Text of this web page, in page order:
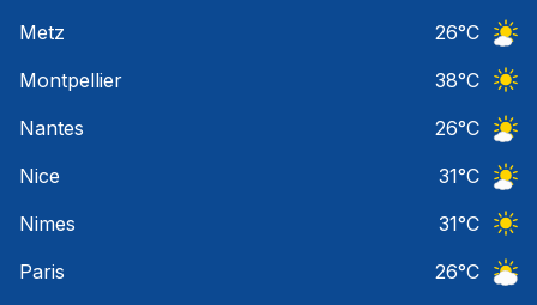
Metz
26°C
Montpellier
38°C
Nantes
26°C
Nice
31°C
Nimes
31°C
Paris
26°C